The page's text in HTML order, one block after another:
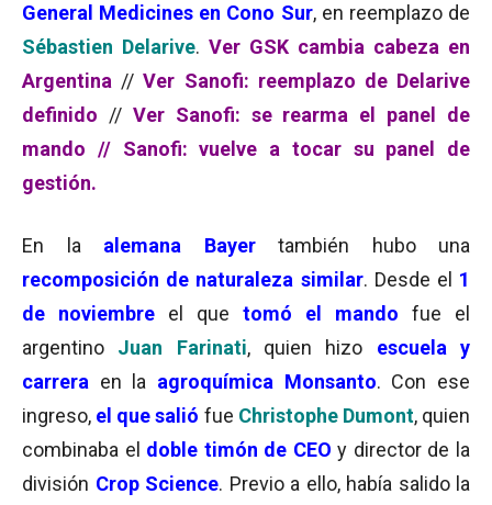
General Medicines en Cono Sur, en reemplazo de
Sébastien Delarive. Ver GSK cambia cabeza en
Argentina //Ver Sanofi: reemplazo de Delarive
definido // Ver Sanofi: se rearma el panel de
mando // Sanofi: vuelve a tocar su panel de
gestión.
En la alemana Bayertambién hubo una
recomposición de naturaleza similar. Desde el 1
de noviembre el que tomó el mando fue el
argentino Juan Farinati, quien hizo escuela y
carrera en la agroquímica Monsanto. Con ese
ingreso, el que salió fue Christophe Dumont, quien
combinaba el doble timón de CEO y director de la
división Crop Science. Previo a ello, había salido la